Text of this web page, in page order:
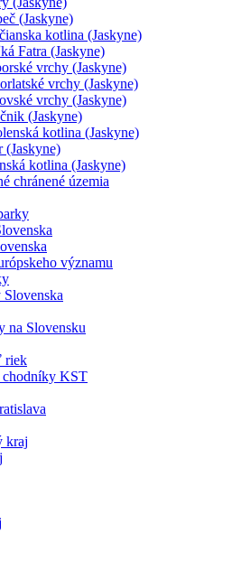
(Jaskyne)
kotlina (Jaskyne)
Fatra (Jaskyne)
vrchy (Jaskyne)
vrchy (Jaskyne)
vrchy (Jaskyne)
(Jaskyne)
kotlina (Jaskyne)
(Jaskyne)
kotlina (Jaskyne)
chránené územia
významu
na Slovensku
riek
chodníky KST
kraj